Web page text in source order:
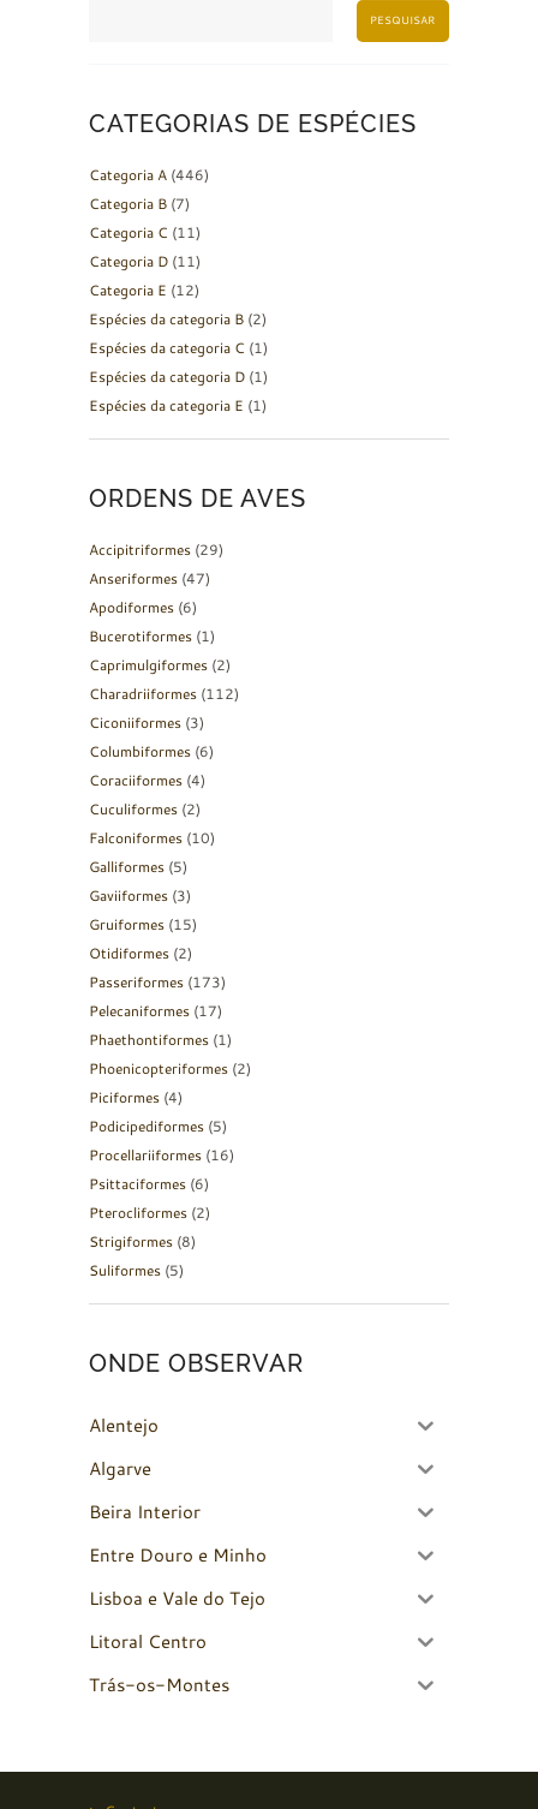
PESQUISAR
CATEGORIAS DE ESPÉCIES
Categoria A (446)
Categoria B (7)
Categoria C (11)
Categoria D (11)
Categoria E (12)
Espécies da categoria B (2)
Espécies da categoria C (1)
Espécies da categoria D (1)
Espécies da categoria E (1)
ORDENS DE AVES
Accipitriformes (29)
Anseriformes (47)
Apodiformes (6)
Bucerotiformes (1)
Caprimulgiformes (2)
Charadriiformes (112)
Ciconiiformes (3)
Columbiformes (6)
Coraciiformes (4)
Cuculiformes (2)
Falconiformes (10)
Galliformes (5)
Gaviiformes (3)
Gruiformes (15)
Otidiformes (2)
Passeriformes (173)
Pelecaniformes (17)
Phaethontiformes (1)
Phoenicopteriformes (2)
Piciformes (4)
Podicipediformes (5)
Procellariiformes (16)
Psittaciformes (6)
Pterocliformes (2)
Strigiformes (8)
Suliformes (5)
ONDE OBSERVAR
Alentejo
Algarve
Beira Interior
Entre Douro e Minho
Lisboa e Vale do Tejo
Litoral Centro
Trás-os-Montes